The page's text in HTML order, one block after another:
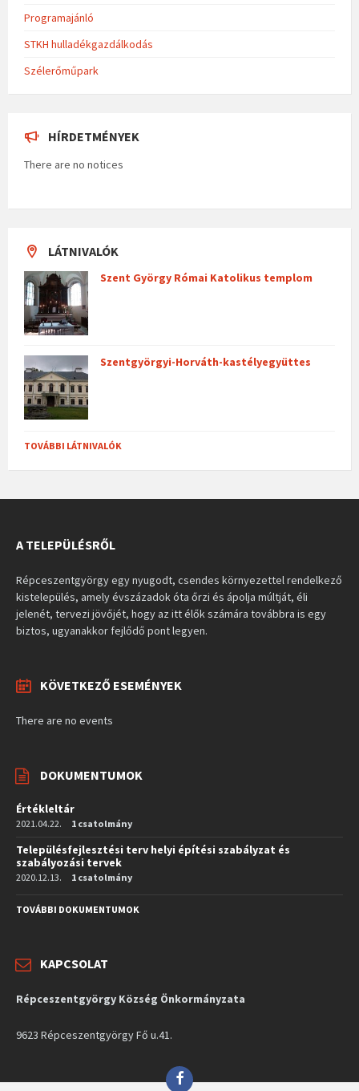
Programajánló
STKH hulladékgazdálkodás
Szélerőműpark
HÍRDETMÉNYEK
There are no notices
LÁTNIVALÓK
Szent György Római Katolikus templom
Szentgyörgyi-Horváth-kastélyegyüttes
TOVÁBBI LÁTNIVALÓK
A TELEPÜLÉSRŐL
Répceszentgyörgy egy nyugodt, csendes környezettel rendelkező
kistelepülés, amely évszázadok óta őrzi és ápolja múltját, éli
jelenét, tervezi jövőjét, hogy az itt élők számára továbbra is egy
biztos, ugyanakkor fejlődő pont legyen.
KÖVETKEZŐ ESEMÉNYEK
There are no events
DOKUMENTUMOK
Értékleltár
2021.04.22. 1 csatolmány
Településfejlesztési terv helyi építési szabályzat és
szabályozási tervek
2020.12.13. 1 csatolmány
TOVÁBBI DOKUMENTUMOK
KAPCSOLAT
Répceszentgyörgy Község Önkormányzata
9623 Répceszentgyörgy Fő u.41.
Facebook